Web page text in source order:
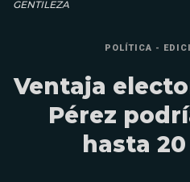
GENTILEZA
POLÍTICA -
Ventaja
Pérez
hasta